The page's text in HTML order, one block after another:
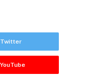
Twitter
YouTube